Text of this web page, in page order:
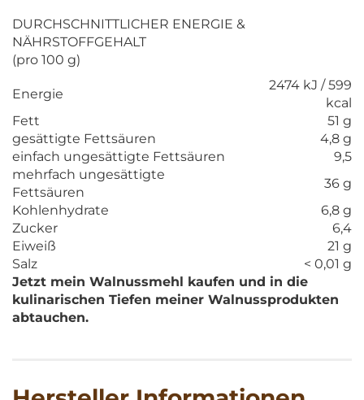
DURCHSCHNITTLICHER ENERGIE &
NÄHRSTOFFGEHALT
(pro 100 g)
Energie
2474 kJ / 599
kcal
Fett
51 g
gesättigte Fettsäuren
4,8 g
einfach ungesättigte Fettsäuren
9,5
mehrfach ungesättigte
Fettsäuren
36 g
Kohlenhydrate
6,8 g
Zucker
6,4
Eiweiß
21 g
Salz
< 0,01 g
Jetzt mein Walnussmehl kaufen und in die
kulinarischen Tiefen meiner Walnussprodukten
abtauchen.